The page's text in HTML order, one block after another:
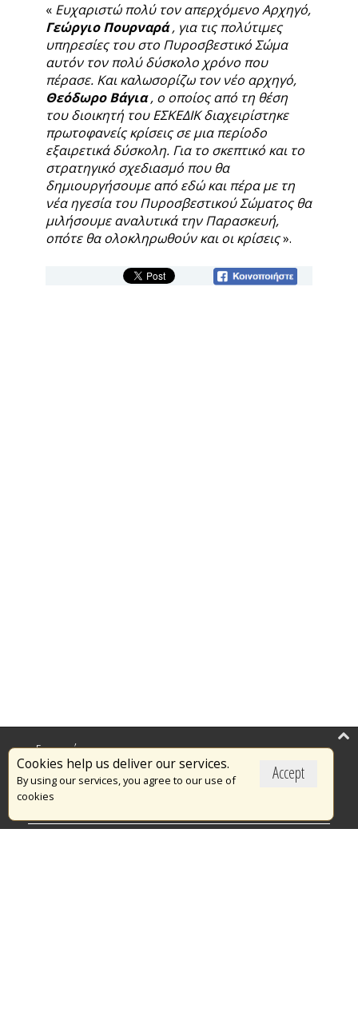
« Ευχαριστώ πολύ τον απερχόμενο Αρχηγό,
Γεώργιο Πουρναρά, για τις πολύτιμες
υπηρεσίες του στο Πυροσβεστικό Σώμα
αυτόν τον πολύ δύσκολο χρόνο που
πέρασε. Και καλωσορίζω τον νέο αρχηγό,
Θεόδωρο Βάγια, ο οποίος από τη θέση
του διοικητή του ΕΣΚΕΔΙΚ διαχειρίστηκε
πρωτοφανείς κρίσεις σε μια περίοδο
εξαιρετικά δύσκολη. Για το σκεπτικό και το
στρατηγικό σχεδιασμό που θα
δημιουργήσουμε από εδώ και πέρα ​​με τη
νέα ηγεσία του Πυροσβεστικού Σώματος θα
μιλήσουμε αναλυτικά την Παρασκευή,
οπότε θα ολοκληρωθούν και οι κρίσεις».
Accept
Cookies help us deliver our services.
By using our services, you agree to our use of
cookies
Επικαιρότητα
Το Πυροσβεστικό Σώμα